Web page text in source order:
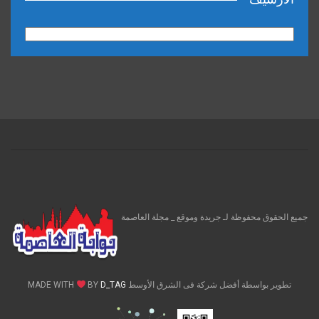
جميع الحقوق محفوظة لـ جريدة وموقع _ مجلة العاصمة
تطوير بواسطة أفضل شركة فى الشرق الأوسط MADE WITH BY D_TAG